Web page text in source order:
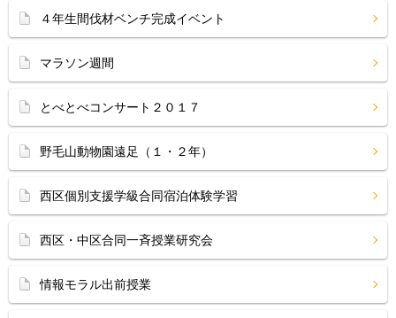
４年生間伐材ベンチ完成イベント
マラソン週間
とべとべコンサート２０１７
野毛山動物園遠足（１・２年）
西区個別支援学級合同宿泊体験学習
西区・中区合同一斉授業研究会
情報モラル出前授業